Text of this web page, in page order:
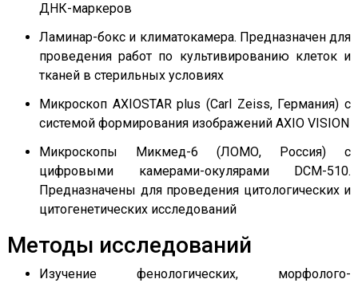
ДНК-маркеров
Ламинар-бокс и климатокамера. Предназначен для
проведения работ по культивированию клеток и
тканей в стерильных условиях
Микроскоп AXIOSTAR plus (Carl Zeiss, Германия) с
системой формирования изображений AXIO VISION
Микроскопы Микмед-6 (ЛОМО, Россия) с
цифровыми камерами-окулярами DCM-510.
Предназначены для проведения цитологических и
цитогенетических исследований
Методы исследований
Изучение фенологических, морфолого-